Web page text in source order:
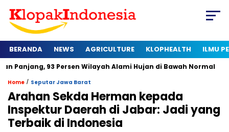
BERANDA NEWS AGRICULTURE KLOPHEALTH ILMU
93 Persen Wilayah Alami Hujan di Bawah Normal Kapan
Home / Seputar Jawa Barat
Arahan Sekda Herman kepada
Inspektur Daerah di Jabar: Jadi yang
Terbaik di Indonesia